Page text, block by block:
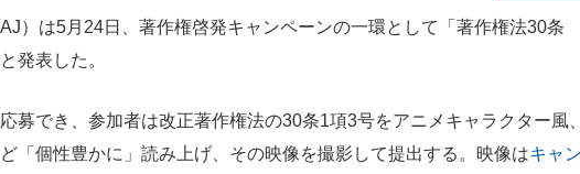
題）は5月24日、著作権啓発キャンペーンの一環として「著作権法30条
発表した。
募でき、参加者は改正著作権法の30条1項3号をアニメキャラクター風
「個性豊かに」読み上げ、その映像を撮影して提出する。映像はキャ